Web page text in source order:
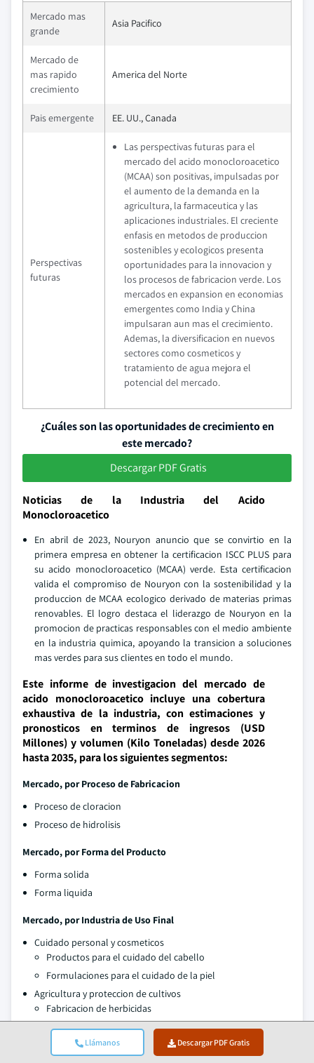
Llámanos Descargar PDF Gratis
Mercado mas
grande
Asia Pacifico
Mercado de
mas rapido
crecimiento
America del Norte
Pais emergente EE. UU., Canada
Perspectivas
futuras
Las perspectivas futuras para el
mercado del acido monocloroacetico
(MCAA) son positivas, impulsadas por
el aumento de la demanda en la
agricultura, la farmaceutica y las
aplicaciones industriales. El creciente
enfasis en metodos de produccion
sostenibles y ecologicos presenta
oportunidades para la innovacion y
los procesos de fabricacion verde. Los
mercados en expansion en economias
emergentes como India y China
impulsaran aun mas el crecimiento.
Ademas, la diversificacion en nuevos
sectores como cosmeticos y
tratamiento de agua mejora el
potencial del mercado.
¿Cuáles son las oportunidades de crecimiento en
este mercado?
Descargar PDF Gratis
Noticias de la Industria del Acido
Monocloroacetico
En abril de 2023, Nouryon anuncio que se convirtio en la
primera empresa en obtener la certificacion ISCC PLUS para
su acido monocloroacetico (MCAA) verde. Esta certificacion
valida el compromiso de Nouryon con la sostenibilidad y la
produccion de MCAA ecologico derivado de materias primas
renovables. El logro destaca el liderazgo de Nouryon en la
promocion de practicas responsables con el medio ambiente
en la industria quimica, apoyando la transicion a soluciones
mas verdes para sus clientes en todo el mundo.
Este informe de investigacion del mercado de
acido monocloroacetico incluye una cobertura
exhaustiva de la industria, con estimaciones y
pronosticos en terminos de ingresos (USD
Millones) y volumen (Kilo Toneladas) desde 2026
hasta 2035, para los siguientes segmentos:
Mercado, por Proceso de Fabricacion
Proceso de cloracion
Proceso de hidrolisis
Mercado, por Forma del Producto
Forma solida
Forma liquida
Mercado, por Industria de Uso Final
Cuidado personal y cosmeticos
Productos para el cuidado del cabello
Formulaciones para el cuidado de la piel
Agricultura y proteccion de cultivos
Fabricacion de herbicidas
Sintesis de pesticidas
Reguladores de crecimiento vegetal